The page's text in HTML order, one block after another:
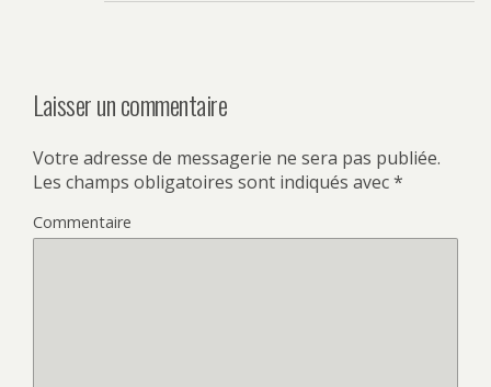
Laisser un commentaire
Votre adresse de messagerie ne sera pas publiée.
Les champs obligatoires sont indiqués avec*
Commentaire